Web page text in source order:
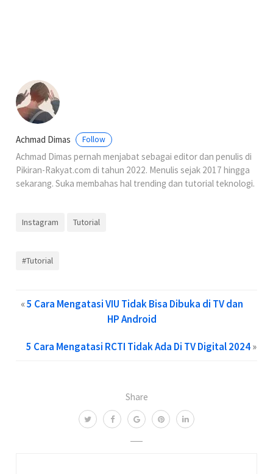
Share
Achmad Dimas Follow
Achmad Dimas pernah menjabat sebagai editor dan penulis di
Pikiran-Rakyat.com di tahun 2022. Menulis sejak 2017 hingga
sekarang. Suka membahas hal trending dan tutorial teknologi.
Instagram Tutorial
#Tutorial
«5 Cara Mengatasi VIU Tidak Bisa Dibuka di TV dan
HP Android
5 Cara Mengatasi RCTI Tidak Ada Di TV Digital 2024»